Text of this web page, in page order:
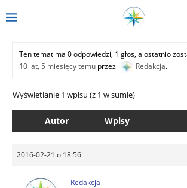
Ten temat ma 0 odpowiedzi, 1 głos, a ostatnio
10 lat, 5 miesięcy temu przez Redakcja.
Wyświetlanie 1 wpisu (z 1 w sumie)
Autor Wpisy
2016-02-21 o 18:56
Redakcja